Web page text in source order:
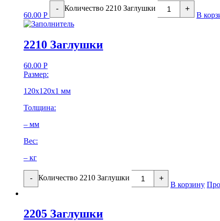
60.00 Р
- Количество 2210 Заглушки +
В
2210 Заглушки
60.00 Р
Размер:
120х120х1 мм
Толщина:
– мм
Вес:
– кг
- Количество 2210 Заглушки +
В корзину
2205 Заглушки